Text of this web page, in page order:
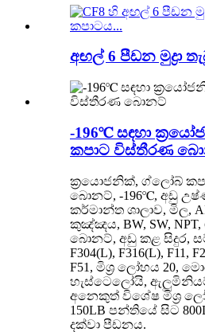
අඟල් 6 පීඩන මුද්‍රා
-196℃ සඳහා
කපාට විස්තීරණ
ක්‍රයොජනික්, ග්ලෝබ්
බොනට්, -196℃, අඩු
කර්මාන්ත ශාලාව, මිල,
කුඤ්ඤය, BW, SW,
බොනට්, අඩු කළ සිදුර,
F304(L), F316(L), F11,
F51, මිශ්‍ර ලෝහය 20,
හැස්ටෙලෝයි,
අනෙකුත් විශේෂ මිශ්‍ර
150LB පන්තියේ සිට
දක්වා පීඩනය.